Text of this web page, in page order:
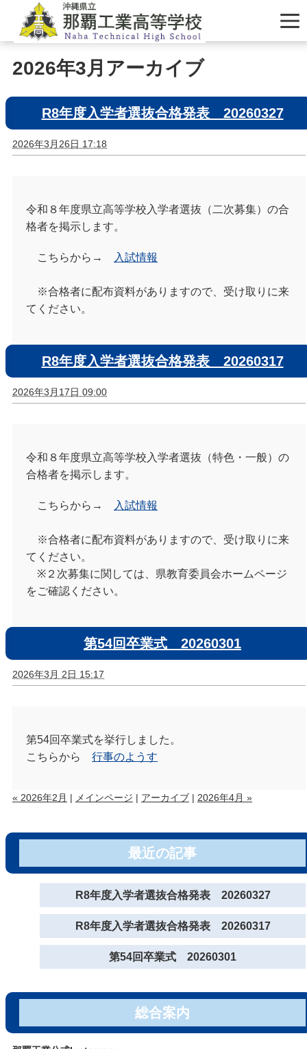
2026年3月アーカイブ
R8年度入学者選抜合格発表 20260327
2026年3月26日 17:18
令和８年度県立高等学校入学者選抜（二次募集）の合
格者を掲示します。
こちらから→ 入試情報
※合格者に配布資料がありますので、受け取りに来
てください。
R8年度入学者選抜合格発表 20260317
2026年3月17日 09:00
令和８年度県立高等学校入学者選抜（特色・一般）の
合格者を掲示します。
こちらから→ 入試情報
※合格者に配布資料がありますので、受け取りに来
てください。
※２次募集に関しては、県教育委員会ホームページ
をご確認ください。
第54回卒業式 20260301
2026年3月 2日 15:17
第54回卒業式を挙行しました。
こちらから 行事のようす
« 2026年2月 | メインページ | アーカイブ | 2026年4月 »
最近の記事
R8年度入学者選抜合格発表 20260327
R8年度入学者選抜合格発表 20260317
第54回卒業式 20260301
総合案内